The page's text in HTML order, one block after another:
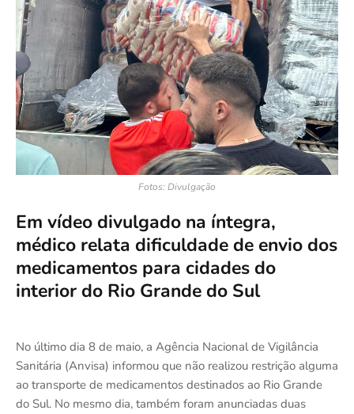
Fotos: Divulgação
Em vídeo divulgado na íntegra,
médico relata dificuldade de envio dos
medicamentos para cidades do
interior do Rio Grande do Sul
No último dia 8 de maio, a Agência Nacional de Vigilância
Sanitária (Anvisa) informou que não realizou restrição alguma
ao transporte de medicamentos destinados ao Rio Grande
do Sul. No mesmo dia, também foram anunciadas duas